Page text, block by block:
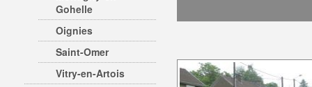
Gohelle
Oignies
Saint-Omer
Vitry-en-Artois